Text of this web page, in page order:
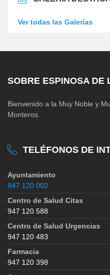
Ver todas las Galerías
SOBRE ESPINOSA DE
Bienvenido a la Muy Noble y
Monteros.
TELÉFONOS DE
Ayuntamiento
947 120 002
Centro de Salud Citas
947 120 588
Centro de Salud Urgencias
947 120 483
Farmacia
947 120 398